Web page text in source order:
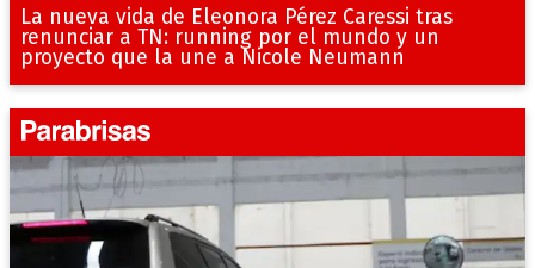
La nueva vida de Eleonora Pérez Caressi tras
renunciar a TN: running por el mundo y un
proyecto que la une a Nicole Neumann